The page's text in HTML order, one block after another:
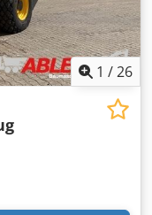
1 /26